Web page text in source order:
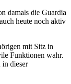
damals die Guardia
heute noch aktiv
mit Sitz in
Funktionen wahr.
dieser